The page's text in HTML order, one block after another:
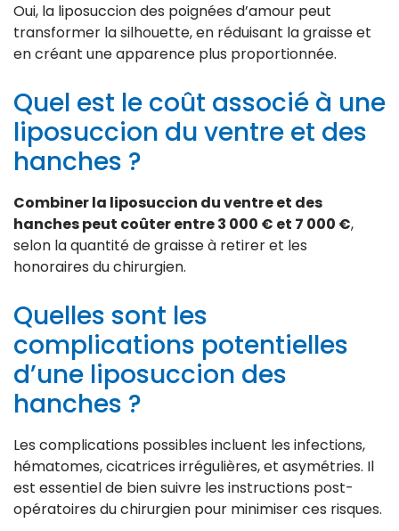
Oui, la liposuccion des poignées d’amour peut
transformer la silhouette, en réduisant la graisse et
en créant une apparence plus proportionnée.
Quel est le coût associé à une
liposuccion du ventre et des
hanches ?
Combiner la liposuccion du ventre et des
hanches peut coûter entre 3 000 € et 7 000 €,
selon la quantité de graisse à retirer et les
honoraires du chirurgien.
Quelles sont les
complications potentielles
d’une liposuccion des
hanches ?
Les complications possibles incluent les infections,
hématomes, cicatrices irrégulières, et asymétries. Il
est essentiel de bien suivre les instructions post-
opératoires du chirurgien pour minimiser ces risques.